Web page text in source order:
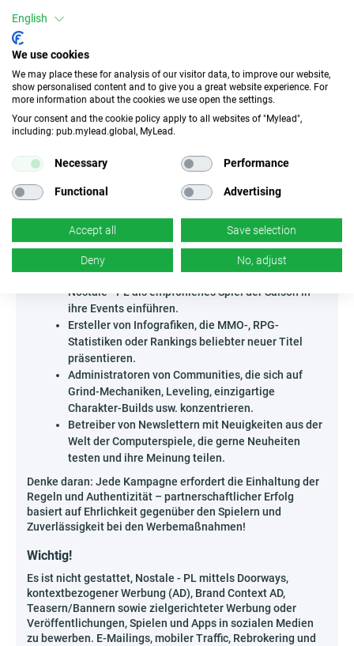
Herausforderungen – jetzt ist der Moment, aus der Masse
präsentierst! Ausführliche Rezensionen auf spezialisierten
auf die Mechaniken von Nostale - PL sind eine
hervorragende Idee. Der dritte Volltreffer sind mitreißende
Events analysierst – die perfekte Bühne für natürliche
Empfehlungen und die Präsentation der Vorteile dieses
komplexen Spiels. Lass deiner Kreativität freien Lauf –
erzähle die Geschichte dieses Spiels spannender als
andere!
Dieses Programm ist eine Fundgrube an Möglichkeiten,
besonders für Enthusiasten der Online-Unterhaltungswelt.
Veranstalter von Gaming-Turnieren – sie können
Nostale - PL als empfohlenes Spiel der Saison in
ihre Events einführen.
Ersteller von Infografiken, die MMO-, RPG-
Statistiken oder Rankings beliebter neuer Titel
präsentieren.
Administratoren von Communities, die sich auf
Grind-Mechaniken, Leveling, einzigartige
Charakter-Builds usw. konzentrieren.
Betreiber von Newslettern mit Neuigkeiten aus der
Welt der Computerspiele, die gerne Neuheiten
testen und ihre Meinung teilen.
Denke daran: Jede Kampagne erfordert die Einhaltung der
Regeln und Authentizität – partnerschaftlicher Erfolg
basiert auf Ehrlichkeit gegenüber den Spielern und
Zuverlässigkeit bei den Werbemaßnahmen!
Wichtig!
Es ist nicht gestattet, Nostale - PL mittels Doorways,
kontextbezogener Werbung (AD), Brand Context AD,
Teasern/Bannern sowie zielgerichteter Werbung oder
Veröffentlichungen, Spielen und Apps in sozialen Medien
zu bewerben. E-Mailings, mobiler Traffic, Rebrokering und
English
We use cookies
We may place these for analysis of our visitor data, to improve our website,
show personalised content and to give you a great website experience. For
more information about the cookies we use open the settings.
Your consent and the cookie policy apply to all websites of "Mylead",
including: pub.mylead.global, MyLead.
Necessary Performance
Functional Advertising
Accept all Save selection
Deny No, adjust